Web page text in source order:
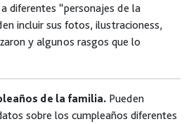
diferentes “personajes de la
incluir sus fotos, ilustracioness,
y algunos rasgos que lo
de la familia. Pueden
sobre los cumpleaños diferentes